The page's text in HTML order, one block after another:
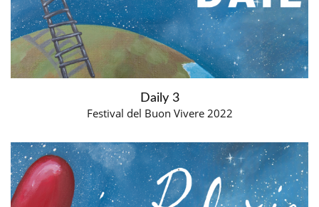
Daily 3
Festival del Buon Vivere 2022